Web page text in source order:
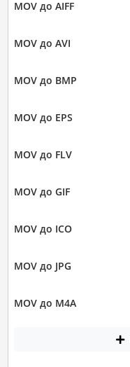
MOV до AIFF
MOV до AVI
MOV до BMP
MOV до EPS
MOV до FLV
MOV до GIF
MOV до ICO
MOV до JPG
MOV до M4A